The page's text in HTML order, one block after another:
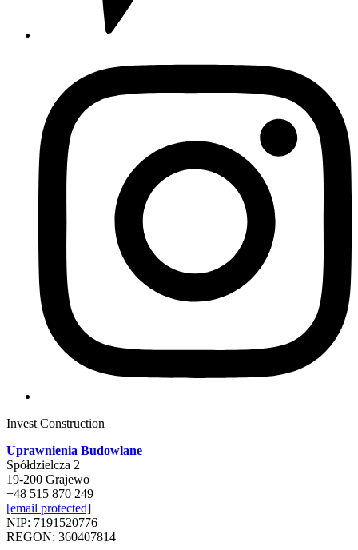
Invest Construction
Uprawnienia Budowlane
Spółdzielcza 2
19-200 Grajewo
+48 515 870 249
[email protected]
NIP: 7191520776
REGON: 360407814